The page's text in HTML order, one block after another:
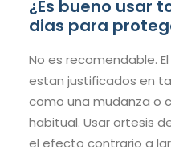
¿Es bueno usar
dias para
No es recomendable.
estan justificados en
como una mudanza o
habitual. Usar ortesis
el efecto contrario a